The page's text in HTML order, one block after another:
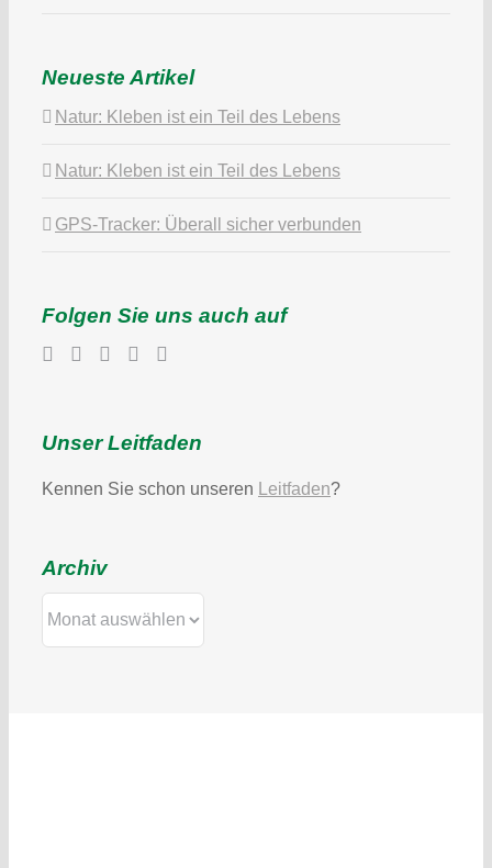
Neueste Artikel
Natur: Kleben ist ein Teil des Lebens
Natur: Kleben ist ein Teil des Lebens
GPS-Tracker: Überall sicher verbunden
Folgen Sie uns auch auf
Unser Leitfaden
Kennen Sie schon unseren Leitfaden?
Archiv